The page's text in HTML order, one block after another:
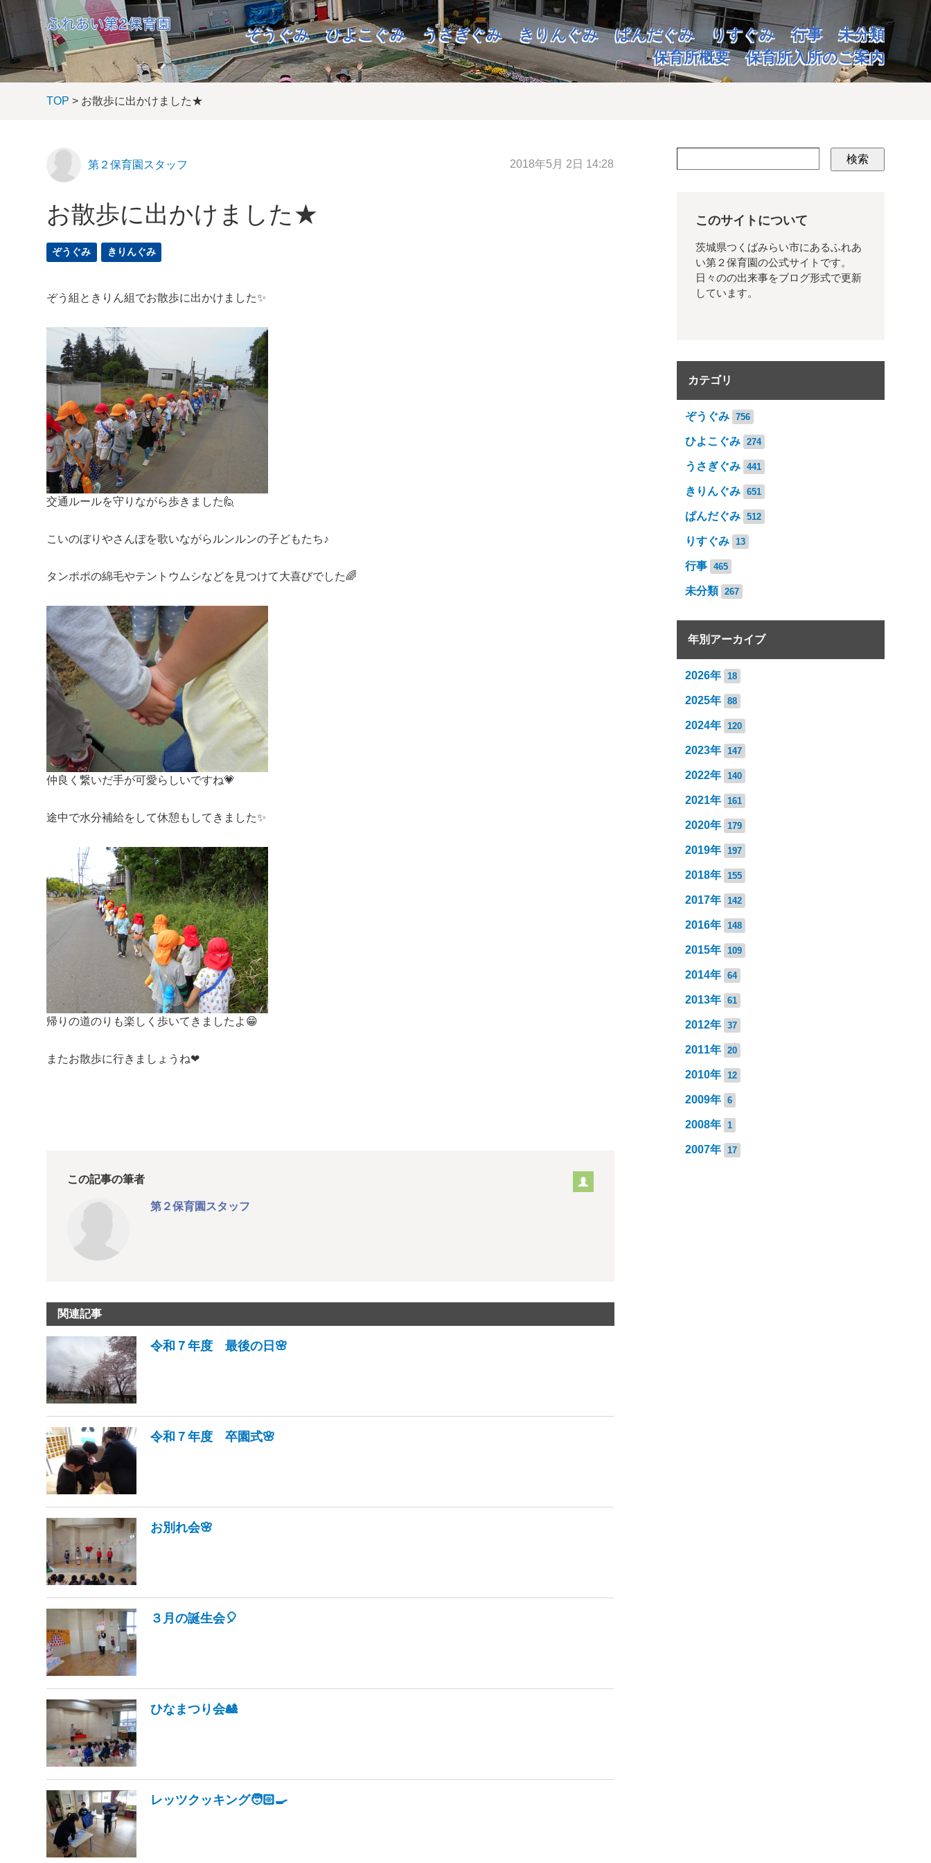
ぞうぐみ ひよこぐみ うさぎぐみ きりんぐみ ぱんだぐみ りすぐみ 行事
未分類
保育所概要
保育所入所のご案内
TOP > お散歩に出かけました★
第２保育園スタッフ 2018年5月 2日 14:28
お散歩に出かけました★
ぞうぐみ きりんぐみ
ぞう組ときりん組でお散歩に出かけました✨
交通ルールを守りながら歩きました🙋
こいのぼりやさんぽを歌いながらルンルンの子どもたち♪
タンポポの綿毛やテントウムシなどを見つけて大喜びでした🌈
仲良く繋いだ手が可愛らしいですね💗
途中で水分補給をして休憩もしてきました✨
帰りの道のりも楽しく歩いてきましたよ😁
またお散歩に行きましょうね❤
この記事の筆者
第２保育園スタッフ
関連記事
令和７年度 最後の日🌸
令和７年度 卒園式🌸
お別れ会🌸
３月の誕生会🎈
ひなまつり会🎎
レッツクッキング🧑🏻‍🍳
検索
このサイトについて
茨城県つくばみらい市にあるふれあ
い第２保育園の公式サイトです。
日々のの出来事をブログ形式で更新
しています。
カテゴリ
ぞうぐみ 756
ひよこぐみ 274
うさぎぐみ 441
きりんぐみ 651
ぱんだぐみ 512
りすぐみ 13
行事 465
未分類 267
年別アーカイブ
2026年 18
2025年 88
2024年 120
2023年 147
2022年 140
2021年 161
2020年 179
2019年 197
2018年 155
2017年 142
2016年 148
2015年 109
2014年 64
2013年 61
2012年 37
2011年 20
2010年 12
2009年 6
2008年 1
2007年 17